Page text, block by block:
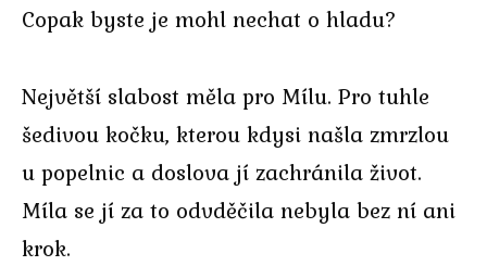
Copak byste je mohl nechat o hladu?
Největší slabost měla pro Mílu. Pro tuhle
šedivou kočku, kterou kdysi našla zmrzlou
u popelnic a doslova jí zachránila život.
Míla se jí za to odvděčila nebyla bez ní ani
krok.